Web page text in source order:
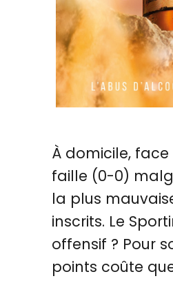
À domicile, face
faille (0-0)
la plus
inscrits. Le
offensif ? Pour
points coûte